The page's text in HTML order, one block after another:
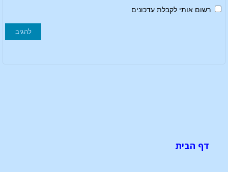
רשום אותי לקבלת עדכונים
דף הבית